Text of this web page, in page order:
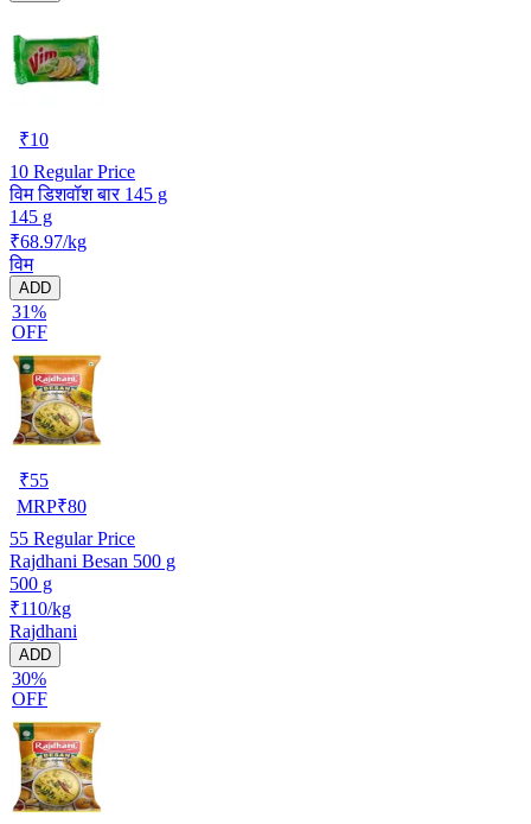
₹10
10 Regular Price
विम डिशवॉश बार 145 g
145 g
₹68.97/kg
विम
ADD
31%
OFF
₹55
MRP₹80
55 Regular Price
Rajdhani Besan 500 g
500 g
₹110/kg
Rajdhani
ADD
30%
OFF